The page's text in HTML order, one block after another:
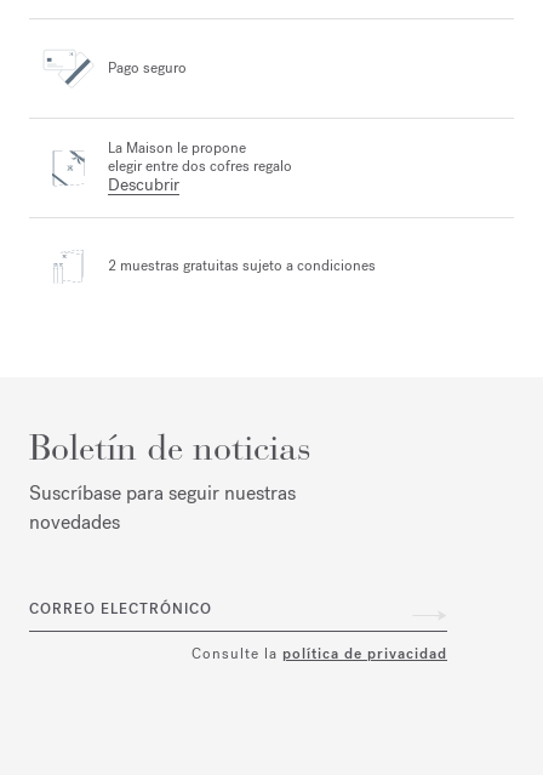
Pago seguro
La Maison le propone
elegir entre dos cofres regalo
Descubrir
2 muestras gratuitas sujeto a condiciones
Boletín de noticias
Suscríbase para seguir nuestras
novedades
CORREO ELECTRÓNICO
Consulte la política de privacidad